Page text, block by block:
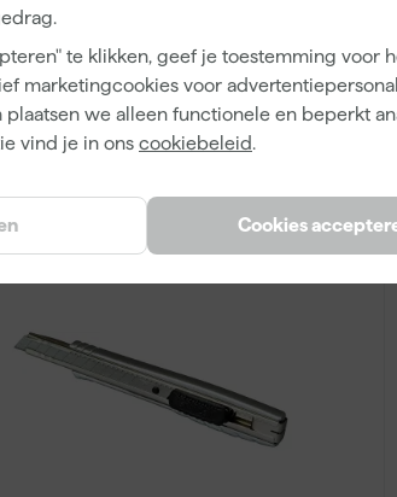
te klikken, geef je toestemming voor
marketingcookies voor
plaatsen we alleen functionele en beperkt
vind je in ons cookiebeleid.
Cookies
bezorgd